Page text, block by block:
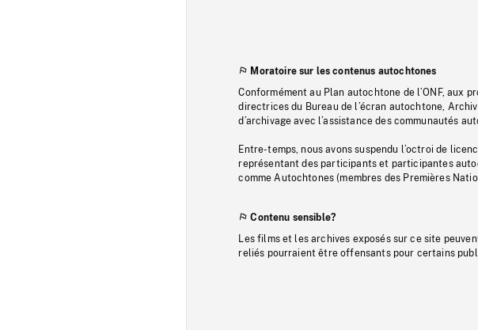
Moratoire sur les contenus autochtones
Conformément au Plan autochtone de l’ONF, aux
directrices du Bureau de l’écran autochtone,
d’archivage avec l’assistance des communautés
Entre-temps, nous avons suspendu l’octroi de
représentant des participants et participantes
comme Autochtones (membres des Premières
Contenu sensible?
Les films et les archives exposés sur ce site
reliés pourraient être offensants pour certains